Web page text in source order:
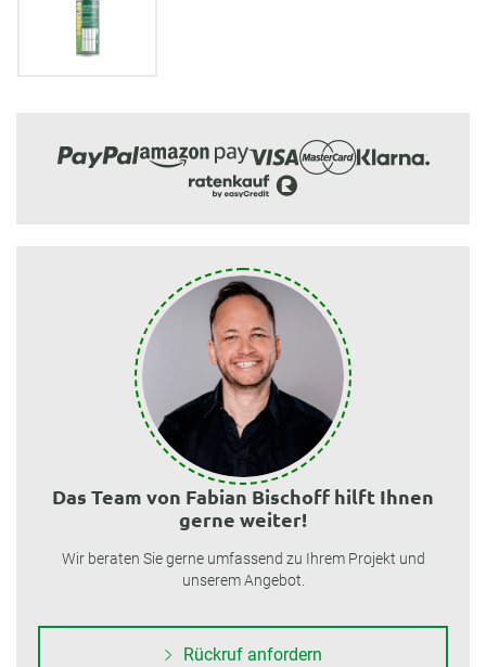
Das Team von Fabian Bischoff hilft Ihnen
gerne weiter!
Wir beraten Sie gerne umfassend zu Ihrem Projekt und
unserem Angebot.
Rückruf anfordern